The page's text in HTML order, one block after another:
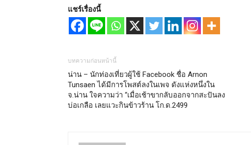
แชร์เรื่องนี้
บทความก่อนหน้านี้
น่าน – นักท่องเที่ยวผู้ใช้ Facebook ชื่อ Arnon
Tunsaen ได้มีการโพสต์ลงในเพจ ดังแห่งหนึ่งใน
จ.น่าน ใจความว่า “เมื่อเช้าขากลับออกจากสะปันลง
บ่อเกลือ เลยแวะกินข้าวร้าน โก.ด.2499